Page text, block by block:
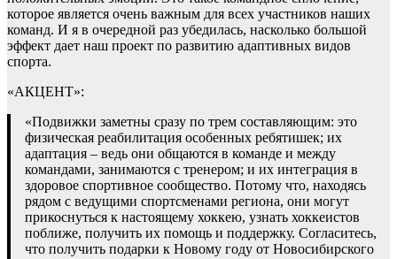
которое является очень важным для всех участников наших
команд. И я в очередной раз убедилась, насколько большой
эффект дает наш проект по развитию адаптивных видов
спорта.
«АКЦЕНТ»:
«Подвижки заметны сразу по трем составляющим: это
физическая реабилитация особенных ребятишек; их
адаптация – ведь они общаются в команде и между
командами, занимаются с тренером; и их интеграция в
здоровое спортивное сообщество. Потому что, находясь
рядом с ведущими спортсменами региона, они могут
прикоснуться к настоящему хоккею, узнать хоккеистов
поближе, получить их помощь и поддержку. Согласитесь,
что получить подарки к Новому году от Новосибирского